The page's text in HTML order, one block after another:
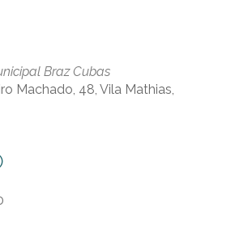
Braz Cubas
Machado, 48, Vila Mathias,